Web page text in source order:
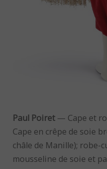
Paul Poiret— Cape et
Cape en crêpe de soie
châle de Manille); robe-
mousseline de soie et